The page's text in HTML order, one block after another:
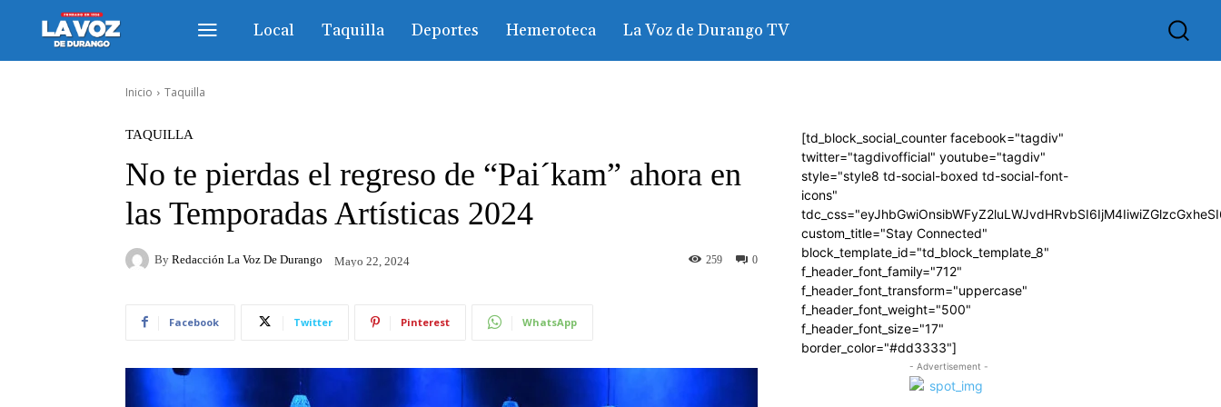
Local Taquilla Deportes Hemeroteca La Voz de Durango TV
Inicio Taquilla
TAQUILLA
No te pierdas el regreso de “Pai´kam” ahora en
las Temporadas Artísticas 2024
By Redacción La Voz De Durango Mayo 22, 2024 0
259
Facebook Twitter Pinterest WhatsApp
[td_block_social_counter facebook="tagdiv"
twitter="tagdivofficial" youtube="tagdiv"
style="style8 td-social-boxed td-social-font-
icons"
custom_title="Stay Connected"
block_template_id="td_block_template_8"
f_header_font_family="712"
f_header_font_transform="uppercase"
f_header_font_weight="500"
f_header_font_size="17"
border_color="#dd3333"]
- Advertisement -